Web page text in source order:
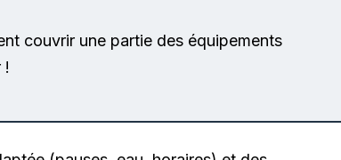
couvrir une partie des équipements
!